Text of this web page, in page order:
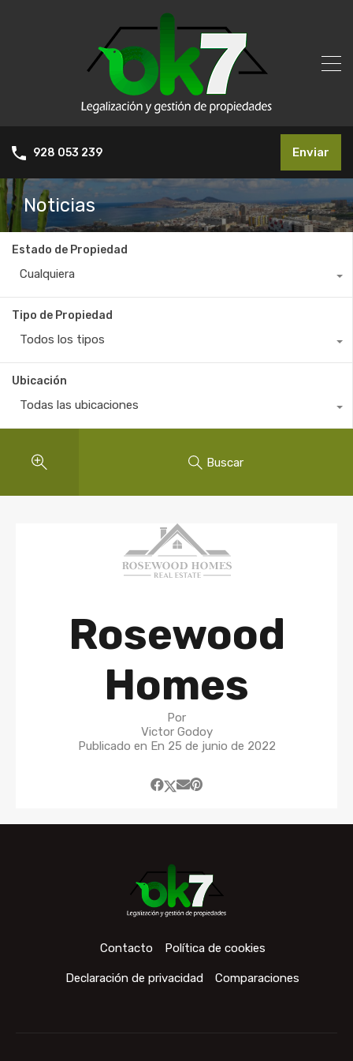
928 053 239 Enviar
Noticias
Estado de Propiedad
Cualquiera
Tipo de Propiedad
Todos los tipos
Ubicación
Todas las ubicaciones
Buscar
Rosewood
Homes
Por
Victor Godoy
Publicado en En 25 de junio de 2022
Contacto Política de cookies
Declaración de privacidad Comparaciones